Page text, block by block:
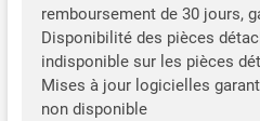
remboursement de 30 jours,
Disponibilité des pièces
indisponible sur les pièces
Mises à jour logicielles
non disponible